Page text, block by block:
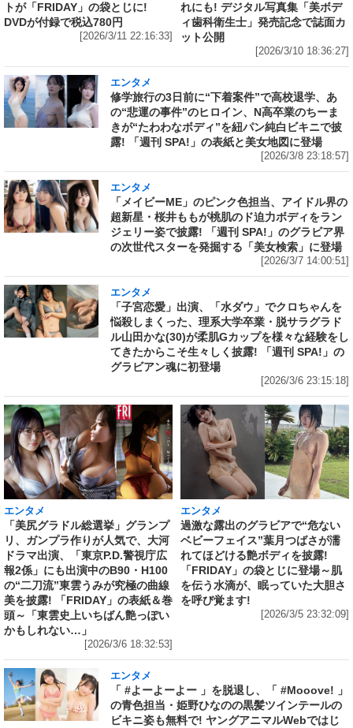
トが「FRIDAY」の袋とじに!
DVDが付録で税込780円
[2026/3/11 22:16:33]
れにも! デジタル写真集「美ボデ
ィ歯科衛生士」発売記念で誌面カ
ット公開
[2026/3/10 18:36:27]
エンタメ
修学旅行の3日前に“下着案件”で高校退学、あ
の“悲運の事件”のヒロイン、N高卒業のちーま
きが“たわわなボディ”を紐パン純白ビキニで披
露! 「週刊 SPA!」の表紙と美女地図に登場
[2026/3/8 23:18:57]
エンタメ
「メイビーME」のピンク色担当、アイドル界の
超新星・桜井ももが桃肌のド迫力ボディをラン
ジェリー姿で披露! 「週刊 SPA!」のグラビア界
の次世代スターを発掘する「美女検索」に登場
[2026/3/7 14:00:51]
エンタメ
「子宮恋愛」出演、「水ダウ」でクロちゃんを
悩殺しまくった、理系大学卒業・脱サラグラド
ル山田かな(30)が柔肌Gカップを様々な経験をし
てきたからこそ生々しく披露! 「週刊 SPA!」の
グラビアン魂に初登場
[2026/3/6 23:15:18]
エンタメ
「美尻グラドル総選挙」グランプ
リ、ガンプラ作りが人気で、大河
ドラマ出演、「東京P.D.警視庁広
報2係」にも出演中のB90・H100
の“二刀流”東雲うみが究極の曲線
美を披露! 「FRIDAY」の表紙＆巻
頭～「東雲史上いちばん艶っぽい
かもしれない…」
[2026/3/6 18:32:53]
エンタメ
過激な露出のグラビアで“危ない
ベビーフェイス”葉月つばさが濡
れてほどける艶ボディを披露!
「FRIDAY」の袋とじに登場～肌
を伝う水滴が、眠っていた大胆さ
を呼び覚ます!
[2026/3/5 23:32:09]
エンタメ
「 #よーよーよー 」を脱退し、「 #Mooove! 」
の青色担当・姫野ひなのの黒髪ツインテールの
ビキニ姿も無料で! ヤングアニマルWebではじ